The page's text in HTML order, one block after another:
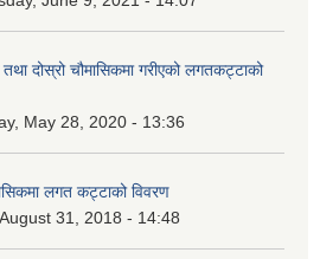
दोस्रो चौमासिकमा गरीएको लगतकट्टाको
May 28, 2020 - 13:36
लगत कट्टाको विवरण
31, 2018 - 14:48